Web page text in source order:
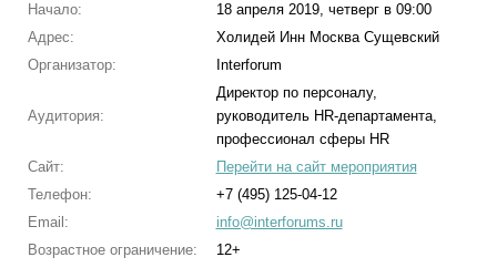
Начало:
18 апреля 2019, четверг в 09:00
Адрес:
Холидей Инн Москва Сущевский
Организатор:
Interforum
Аудитория:
Директор по персоналу,
руководитель HR-департамента,
профессионал сферы HR
Сайт:
Перейти на сайт мероприятия
Телефон:
+7 (495) 125-04-12
Email:
info@interforums.ru
Возрастное ограничение:
12+